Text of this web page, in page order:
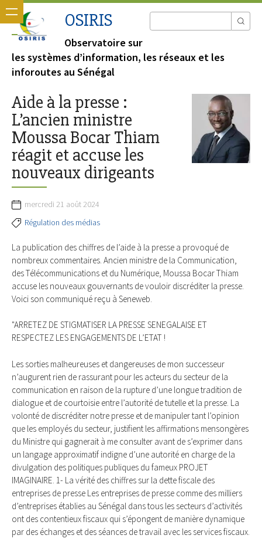
OSIRIS
Observatoire sur
les systèmes d’information, les réseaux et les
inforoutes au Sénégal
Aide à la presse :
L’ancien ministre
Moussa Bocar Thiam
réagit et accuse les
nouveaux dirigeants
mercredi 21 août 2024
Régulation des médias
La publication des chiffres de l’aide à la presse a provoqué de
nombreux commentaires. Ancien ministre de la Communication,
des Télécommunications et du Numérique, Moussa Bocar Thiam
accuse les nouveaux gouvernants de vouloir discréditer la presse.
Voici son communiqué reçu à Seneweb.
"ARRETEZ DE STIGMATISER LA PRESSE SENEGALAISE ET
RESPECTEZ LES ENGAGEMENTS DE L’ETAT !
Les sorties malheureuses et dangereuses de mon successeur
n’augurent rien de rassurant pour les acteurs du secteur de la
communication en raison de la rupture d’une longue tradition de
dialogue et de courtoisie entre l’autorité de tutelle et la presse. La
volonté de discréditer notre presse et de manipuler tant l’opinion
que les employés du secteur, justifient les affirmations mensongères
du Ministre qui gagnerait à me consulter avant de s’exprimer dans
un langage approximatif indigne d’une autorité en charge de la
divulgation des politiques publiques du fameux PROJET
IMAGINAIRE. 1- La vérité des chiffres sur la dette fiscale des
entreprises de presse Les entreprises de presse comme des milliers
d’entreprises établies au Sénégal dans tous les secteurs d’activités
ont des contentieux fiscaux qui s’épongent de manière dynamique
par des échanges et des séances de travail avec les services fiscaux.